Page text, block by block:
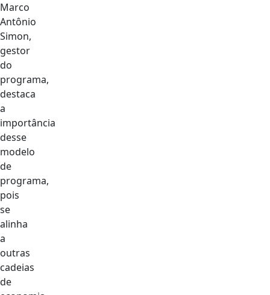
Marco
Antônio
Simon,
gestor
do
programa,
destaca
a
importância
desse
modelo
de
programa,
pois
se
alinha
a
outras
cadeias
de